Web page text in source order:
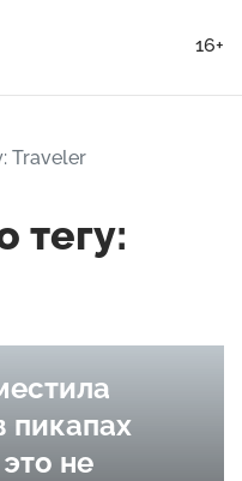
16+
Traveler
тегу:
пикапах
не